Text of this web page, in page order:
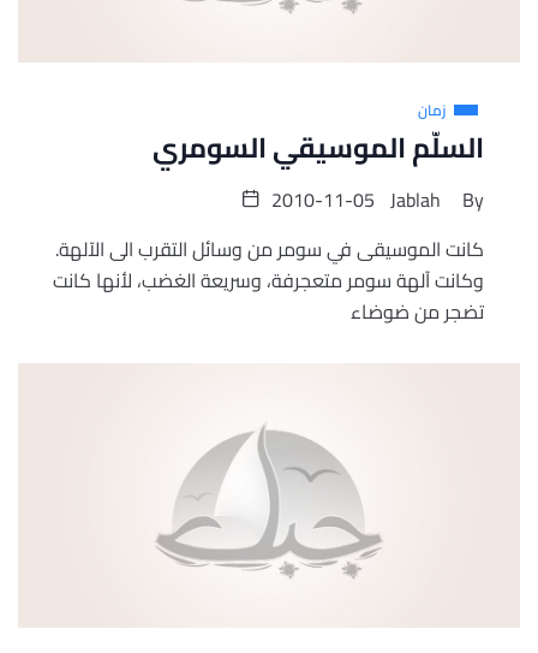
زمان
السلّم الموسيقي السومري
By
Jablah
2010-11-05
كانت الموسيقى في سومر من وسائل التقرب الى الآلهة.
وكانت آلهة سومر متعجرفة، وسريعة الغضب، لأنها كانت
تضجر من ضوضاء